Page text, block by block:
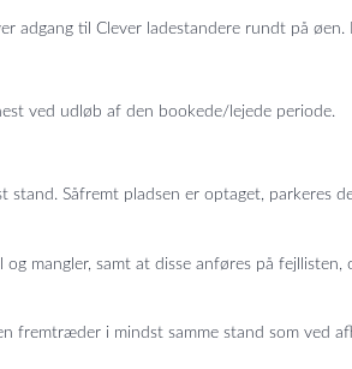
adgang til Clever ladestandere rundt på
ved udløb af den bookede/lejede periode.
Såfremt pladsen er optaget, parkeres
mangler, samt at disse anføres på
i mindst samme stand som ved